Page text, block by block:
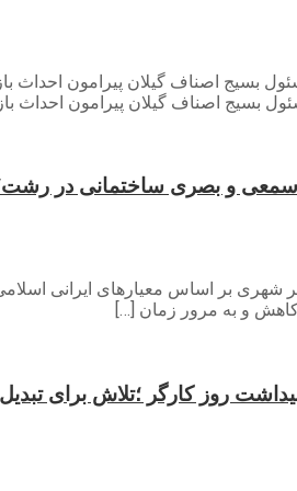
اصناف گیلان پیرامون احداث
و بصری ساختمانی در رشت/
اساس معیارهای ایرانی اسلامی
و به مرور زمان […]
روز کارگر ؛تلاش برای